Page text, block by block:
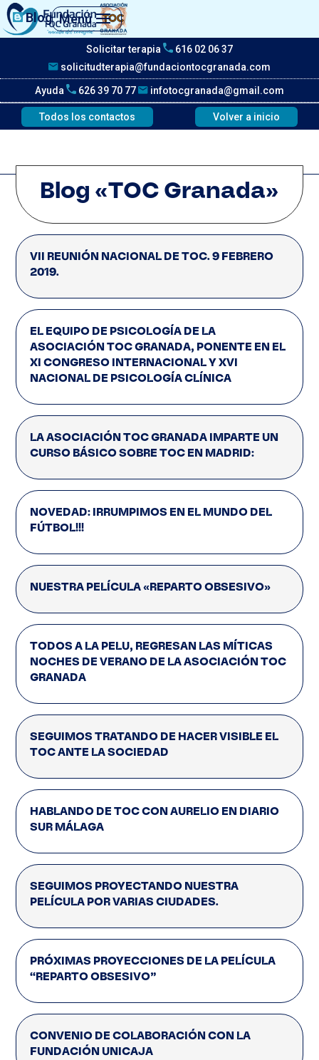
Blog Menú
Solicitar terapia
616 02 06 37
solicitudterapia@fundaciontocgranada.com
Ayuda 626 39 70 77 infotocgranada@gmail.com
Todos los contactos Volver a inicio
Blog «TOC Granada»
VII REUNIÓN NACIONAL DE TOC. 9 FEBRERO
2019.
EL EQUIPO DE PSICOLOGÍA DE LA
ASOCIACIÓN TOC GRANADA, PONENTE EN EL
XI CONGRESO INTERNACIONAL Y XVI
NACIONAL DE PSICOLOGÍA CLÍNICA
LA ASOCIACIÓN TOC GRANADA IMPARTE UN
CURSO BÁSICO SOBRE TOC EN MADRID:
NOVEDAD: IRRUMPIMOS EN EL MUNDO DEL
FÚTBOL!!!
NUESTRA PELÍCULA «REPARTO OBSESIVO»
TODOS A LA PELU, REGRESAN LAS MÍTICAS
NOCHES DE VERANO DE LA ASOCIACIÓN TOC
GRANADA
SEGUIMOS TRATANDO DE HACER VISIBLE EL
TOC ANTE LA SOCIEDAD
HABLANDO DE TOC CON AURELIO EN DIARIO
SUR MÁLAGA
SEGUIMOS PROYECTANDO NUESTRA
PELÍCULA POR VARIAS CIUDADES.
PRÓXIMAS PROYECCIONES DE LA PELÍCULA
“REPARTO OBSESIVO”
CONVENIO DE COLABORACIÓN CON LA
FUNDACIÓN UNICAJA